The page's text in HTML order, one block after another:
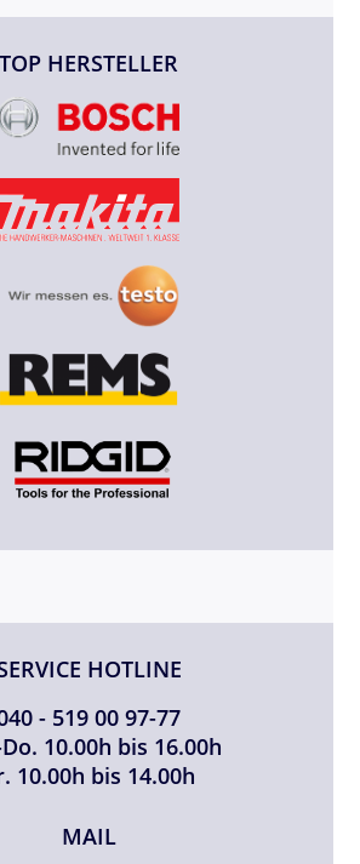
TOP HERSTELLER
HOTLINE
- 519 00 97-77
10.00h bis 16.00h
10.00h bis 14.00h
MAIL